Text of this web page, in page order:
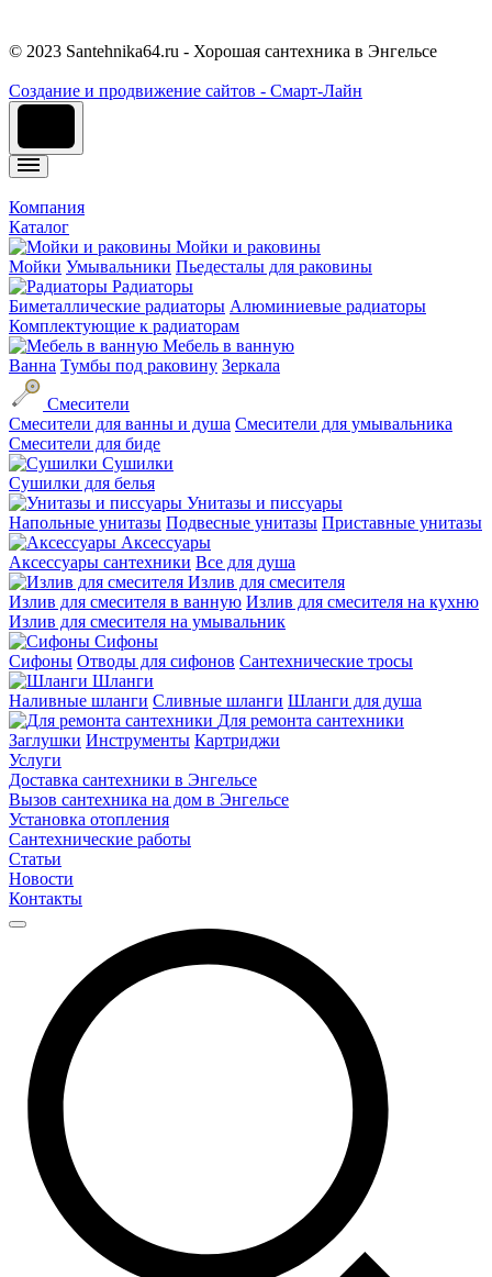
© 2023 Santehnika64.ru - Хорошая сантехника в Энгельсе
Cоздание и продвижение сайтов - Смарт-Лайн
Компания
Каталог
Мойки и раковины
Мойки Умывальники Пьедесталы для раковины
Радиаторы
Биметаллические радиаторы Алюминиевые радиаторы
Комплектующие к радиаторам
Мебель в ванную
Ванна Тумбы под раковину Зеркала
Смесители
Смесители для ванны и душа Смесители для умывальника
Смесители для биде
Сушилки
Сушилки для белья
Унитазы и писсуары
Напольные унитазы Подвесные унитазы Приставные унитазы
Аксессуары
Аксессуары сантехники Все для душа
Излив для смесителя
Излив для смесителя в ванную Излив для смесителя на кухню
Излив для смесителя на умывальник
Сифоны
Сифоны Отводы для сифонов Сантехнические тросы
Шланги
Наливные шланги Сливные шланги Шланги для душа
Для ремонта сантехники
Заглушки Инструменты Картриджи
Услуги
Доставка сантехники в Энгельсе
Вызов сантехника на дом в Энгельсе
Установка отопления
Сантехнические работы
Статьи
Новости
Контакты